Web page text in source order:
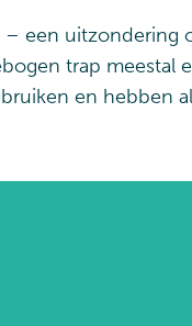
een uitzondering
trap
en hebben